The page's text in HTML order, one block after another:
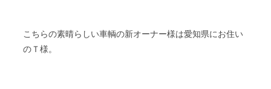
こちらの素晴らしい車輌の新オーナー様は愛知県にお住い
のＴ様。